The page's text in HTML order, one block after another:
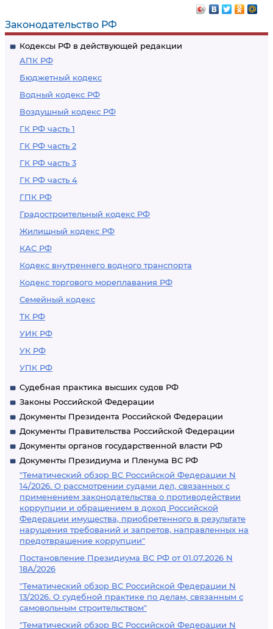
Законодательство РФ
Кодексы РФ в действующей редакции
АПК РФ
Бюджетный кодекс
Водный кодекс РФ
Воздушный кодекс РФ
ГК РФ часть 1
ГК РФ часть 2
ГК РФ часть 3
ГК РФ часть 4
ГПК РФ
Градостроительный кодекс РФ
Жилищный кодекс РФ
КАС РФ
Кодекс внутреннего водного транспорта
Кодекс торгового мореплавания РФ
Семейный кодекс
ТК РФ
УИК РФ
УК РФ
УПК РФ
Судебная практика высших судов РФ
Законы Российской Федерации
Документы Президента Российской Федерации
Документы Правительства Российской Федерации
Документы органов государственной власти РФ
Документы Президиума и Пленума ВС РФ
"Тематический обзор ВС Российской Федерации N
14/2026. О рассмотрении судами дел, связанных с
применением законодательства о противодействии
коррупции и обращением в доход Российской
Федерации имущества, приобретенного в результате
нарушения требований и запретов, направленных на
предотвращение коррупции"
Постановление Президиума ВС РФ от 01.07.2026 N
18А/2026
"Тематический обзор ВС Российской Федерации N
13/2026. О судебной практике по делам, связанным с
самовольным строительством"
"Тематический обзор ВС Российской Федерации N
изобретение